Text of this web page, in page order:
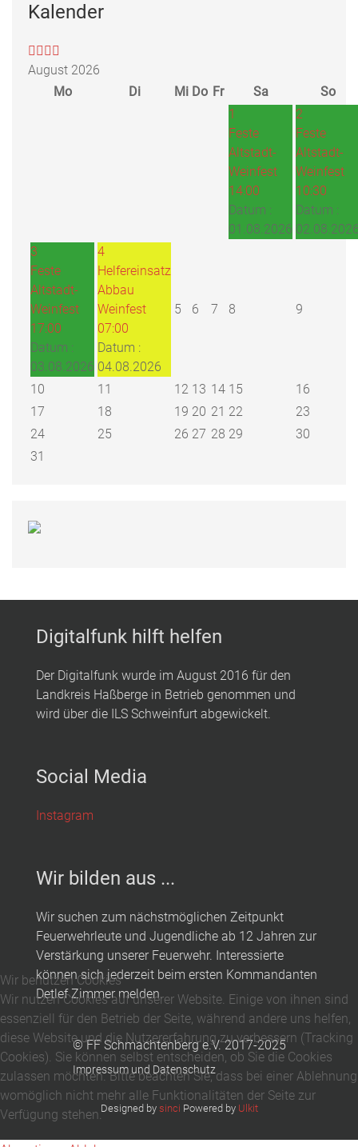
Kalender
August 2026
Mo
Di Mi Do Fr Sa
So
1
Feste
Altstadt-
Weinfest
14:00
Datum :
01.08.2026
2
Feste
Altstadt-
Weinfest
10:30
Datum :
3
Feste
Altstadt-
Weinfest
17:00
Datum :
03.08.2026
4
Helfereinsatz
Abbau
Weinfest
07:00
Datum :
04.08.2026
5 6 7 8 9
10 11 12 13 14 15
16
17
18 19 20 21 22
23
24
25 26 27 28 29
30
31
Digitalfunk hilft helfen
Der Digitalfunk wurde im August 2016 für den
Landkreis Haßberge in Betrieb genommen und
wird über die ILS Schweinfurt abgewickelt.
Social Media
Instagram
Wir bilden aus ...
Wir suchen zum nächstmöglichen Zeitpunkt
Feuerwehrleute und Jugendliche ab 12 Jahren zur
Verstärkung unserer Feuerwehr. Interessierte
können sich jederzeit beim ersten Kommandanten
Detlef Zimmer melden.
© FF Schmachtenberg e.V. 2017-2025
Impressum und Datenschutz
Designed by sinci Powered by Ulkit
Wir benutzen Cookies
Wir nutzen Cookies auf unserer Website. Einige von ihnen sind
essenziell für den Betrieb der Seite, während andere uns helfen,
diese Website und die Nutzererfahrung zu verbessern (Tracking
Cookies). Sie können selbst entscheiden, ob Sie die Cookies
zulassen möchten. Bitte beachten Sie, dass bei einer Ablehnung
womöglich nicht mehr alle Funktionalitäten der Seite zur
Verfügung stehen.